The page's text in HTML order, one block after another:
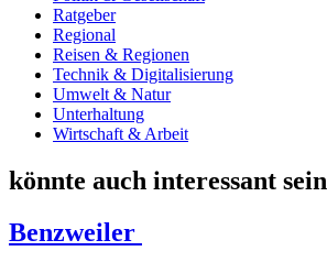
Ratgeber
Regional
Reisen & Regionen
Technik & Digitalisierung
Umwelt & Natur
Unterhaltung
Wirtschaft & Arbeit
könnte auch interessant sein
Benzweiler